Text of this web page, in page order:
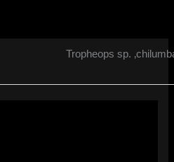
Tropheops sp.